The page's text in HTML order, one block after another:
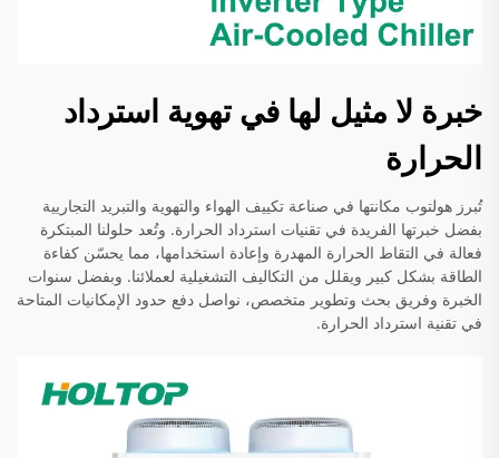
خبرة لا مثيل لها في تهوية استرداد
الحرارة
تُبرز هولتوب مكانتها في صناعة تكييف الهواء والتهوية والتبريد التجاريية
بفضل خبرتها الفريدة في تقنيات استرداد الحرارة. وتُعد حلولنا المبتكرة
فعالة في التقاط الحرارة المهدرة وإعادة استخدامها، مما يحسّن كفاءة
الطاقة بشكل كبير ويقلل من التكاليف التشغيلية لعملائنا. وبفضل سنوات
الخبرة وفريق بحث وتطوير متخصص، نواصل دفع حدود الإمكانيات المتاحة
في تقنية استرداد الحرارة.